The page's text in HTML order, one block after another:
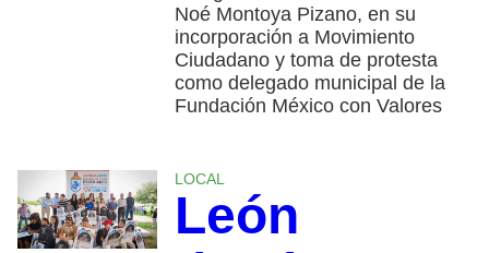
Noé Montoya Pizano, en su
incorporación a Movimiento
Ciudadano y toma de protesta
como delegado municipal de la
Fundación México con Valores
LOCAL
León